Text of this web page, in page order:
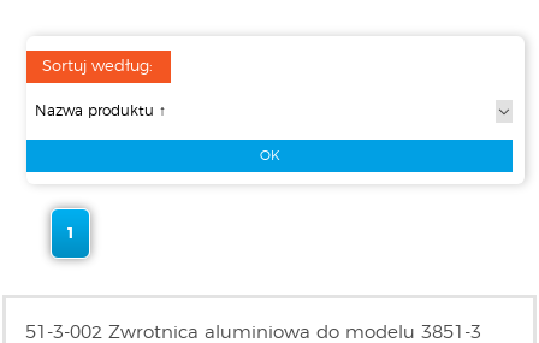
Sortuj według:
1
51-3-002 Zwrotnica aluminiowa do modelu 3851-3